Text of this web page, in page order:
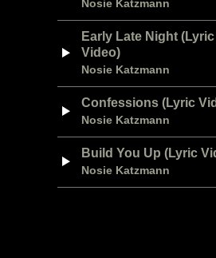
Nosie Katzmann
Early Late Night (Lyric
Video)
Nosie Katzmann
Confessions (Lyric
Nosie Katzmann
Build You Up (Lyric
Nosie Katzmann